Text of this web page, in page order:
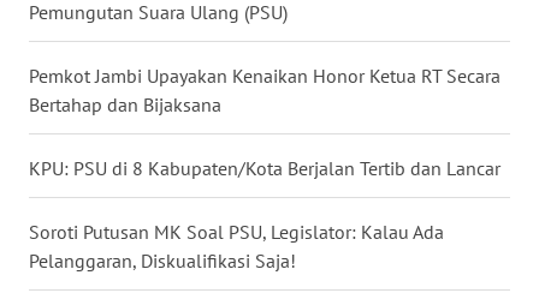
Pemungutan Suara Ulang (PSU)
Pemkot Jambi Upayakan Kenaikan Honor Ketua RT Secara
Bertahap dan Bijaksana
KPU: PSU di 8 Kabupaten/Kota Berjalan Tertib dan Lancar
Soroti Putusan MK Soal PSU, Legislator: Kalau Ada
Pelanggaran, Diskualifikasi Saja!
JATIM
WN
BALI
WN
KALTENG